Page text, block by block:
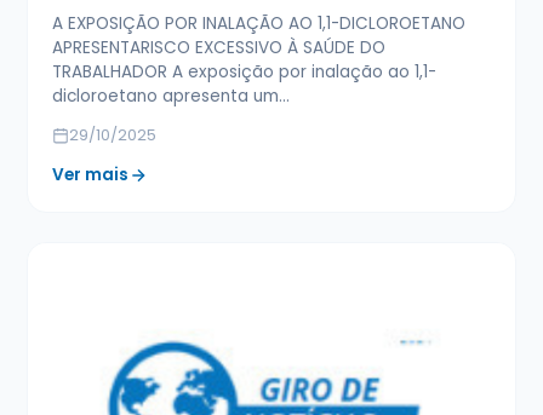
A EXPOSIÇÃO POR INALAÇÃO AO 1,1-DICLOROETANO
APRESENTARISCO EXCESSIVO À SAÚDE DO
TRABALHADOR A exposição por inalação ao 1,1-
dicloroetano apresenta um…
29/10/2025
Ver mais